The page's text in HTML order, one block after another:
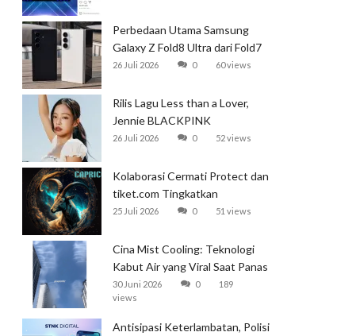
Perbedaan Utama Samsung
Galaxy Z Fold8 Ultra dari Fold7
26 Juli 2026 0 60 views
Rilis Lagu Less than a Lover,
Jennie BLACKPINK
Mendominasi Tangga Lagu
26 Juli 2026 0 52 views
Kolaborasi Cermati Protect dan
tiket.com Tingkatkan
Perlindungan Perjalanan Kereta
25 Juli 2026 0 51 views
Cina Mist Cooling: Teknologi
Kabut Air yang Viral Saat Panas
Ekstrem
30 Juni 2026 0
189
views
Antisipasi Keterlambatan, Polisi